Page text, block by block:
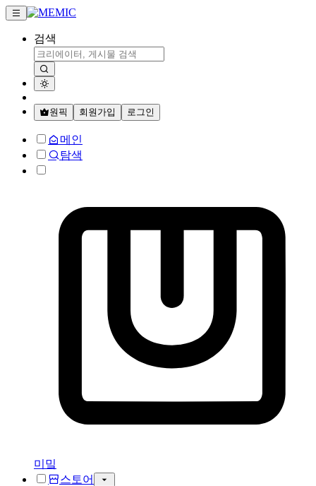
검색
원픽 회원가입 로그인
메인
탐색
미밐
스토어